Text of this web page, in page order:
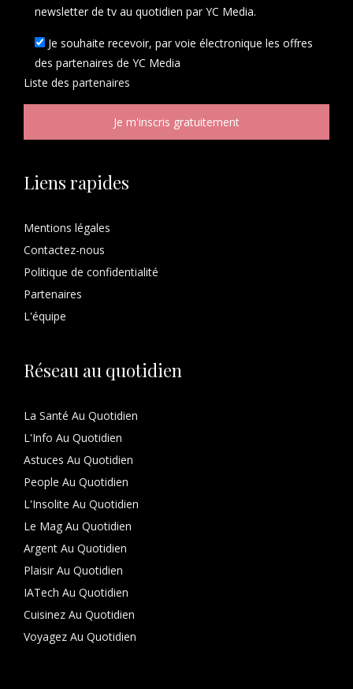
newsletter de tv au quotidien par YC Media.
Je souhaite recevoir, par voie électronique les offres
des partenaires de YC Media
Liste des partenaires
Liens rapides
Mentions légales
Contactez-nous
Politique de confidentialité
Partenaires
L'équipe
Réseau au quotidien
La Santé Au Quotidien
L'Info Au Quotidien
Astuces Au Quotidien
People Au Quotidien
L'Insolite Au Quotidien
Le Mag Au Quotidien
Argent Au Quotidien
Plaisir Au Quotidien
IATech Au Quotidien
Cuisinez Au Quotidien
Voyagez Au Quotidien